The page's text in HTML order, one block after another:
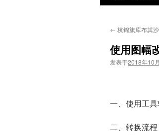
← 杭锦旗库布其
使用图幅
发表于2018年10
一、使用工具
二、转换流程